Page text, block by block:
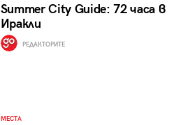
Summer City Guide: 72 часа в
Иракли
РЕДАКТОРИТЕ
МЕСТА